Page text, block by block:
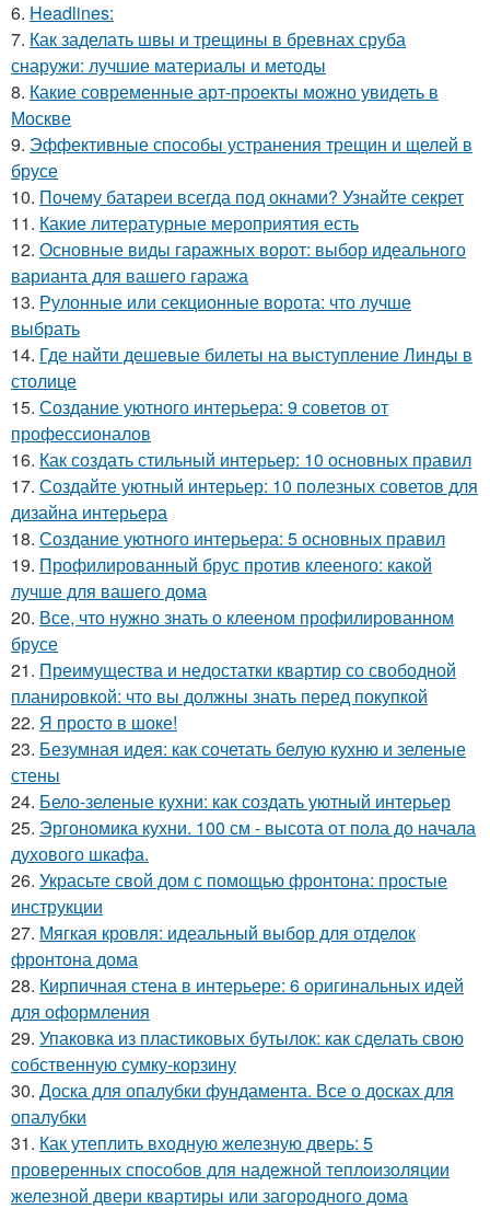
6. Headlines:
7. Как заделать швы и трещины в бревнах сруба
снаружи: лучшие материалы и методы
8. Какие современные арт-проекты можно увидеть в
Москве
9. Эффективные способы устранения трещин и щелей в
брусе
10. Почему батареи всегда под окнами? Узнайте секрет
11. Какие литературные мероприятия есть
12. Основные виды гаражных ворот: выбор идеального
варианта для вашего гаража
13. Рулонные или секционные ворота: что лучше
выбрать
14. Где найти дешевые билеты на выступление Линды в
столице
15. Создание уютного интерьера: 9 советов от
профессионалов
16. Как создать стильный интерьер: 10 основных правил
17. Создайте уютный интерьер: 10 полезных советов для
дизайна интерьера
18. Создание уютного интерьера: 5 основных правил
19. Профилированный брус против клееного: какой
лучше для вашего дома
20. Все, что нужно знать о клееном профилированном
брусе
21. Преимущества и недостатки квартир со свободной
планировкой: что вы должны знать перед покупкой
22. Я просто в шоке!
23. Безумная идея: как сочетать белую кухню и зеленые
стены
24. Бело-зеленые кухни: как создать уютный интерьер
25. Эргономика кухни. 100 см - высота от пола до начала
духового шкафа.
26. Украсьте свой дом с помощью фронтона: простые
инструкции
27. Мягкая кровля: идеальный выбор для отделок
фронтона дома
28. Кирпичная стена в интерьере: 6 оригинальных идей
для оформления
29. Упаковка из пластиковых бутылок: как сделать свою
собственную сумку-корзину
30. Доска для опалубки фундамента. Все о досках для
опалубки
31. Как утеплить входную железную дверь: 5
проверенных способов для надежной теплоизоляции
железной двери квартиры или загородного дома